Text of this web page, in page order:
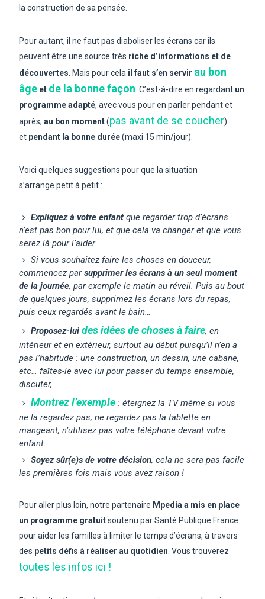
la construction de sa pensée.
Pour autant, il ne faut pas diaboliser les écrans car ils
peuvent être une source très riche d’informations et de
découvertes . Mais pour cela il faut s’en servir au bon
âge et de la bonne façon . C’est-à-dire en regardant un
programme adapté, avec vous pour en parler pendant et
après,au bon moment(pas avant de se coucher)
et pendant la bonne durée(maxi 15 min/jour).
Voici quelques suggestions pour que la situation
s’arrange petit à petit :
Expliquez à votre enfant que regarder trop d’écrans
n’est pas bon pour lui, et que cela va changer et que vous
serez là pour l’aider.
Si vous souhaitez faire les choses en douceur,
commencez parsupprimer les écrans à un seul moment
de la journée, par exemple le matin au réveil. Puis au bout
de quelques jours, supprimez les écrans lors du repas,
puis ceux regardés avant le bain…
Proposez-luides idées de choses à faire, en
intérieur et en extérieur, surtout au début puisqu’il n’en a
pas l’habitude : une construction, un dessin, une cabane,
etc… faîtes-le avec lui pour passer du temps ensemble,
discuter, …
Montrez l’exemple : éteignez la TV même si vous
ne la regardez pas, ne regardez pas la tablette en
mangeant, n’utilisez pas votre téléphone devant votre
enfant.
Soyez sûr(e)s de votre décision, cela ne sera pas facile
les premières fois mais vous avez raison !
Pour aller plus loin, notre partenaire Mpedia a mis en place
un programme gratuitsoutenu par Santé Publique France
pour aider les familles à limiter le temps d’écrans, à travers
des petits défis à réaliser au quotidien . Vous trouverez
toutes les infos ici !